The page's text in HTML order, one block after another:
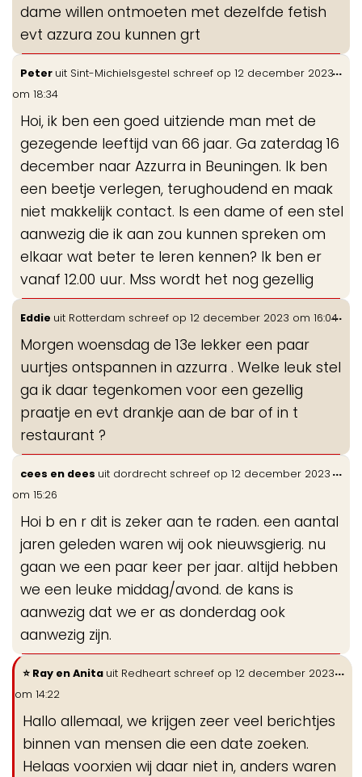
dame willen ontmoeten met dezelfde fetish
evt azzura zou kunnen grt
Peter uit Sint-Michielsgestel schreef op 12 december 2023
om 18:34
Hoi, ik ben een goed uitziende man met de
gezegende leeftijd van 66 jaar. Ga zaterdag 16
december naar Azzurra in Beuningen. Ik ben
een beetje verlegen, terughoudend en maak
niet makkelijk contact. Is een dame of een stel
aanwezig die ik aan zou kunnen spreken om
elkaar wat beter te leren kennen? Ik ben er
vanaf 12.00 uur. Mss wordt het nog gezellig
...
Eddie uit Rotterdam schreef op 12 december 2023 om 16:04
Morgen woensdag de 13e lekker een paar
uurtjes ontspannen in azzurra . Welke leuk stel
ga ik daar tegenkomen voor een gezellig
praatje en evt drankje aan de bar of in t
restaurant ?
...
cees en dees uit dordrecht schreef op 12 december 2023
om 15:26
Hoi b en r dit is zeker aan te raden. een aantal
jaren geleden waren wij ook nieuwsgierig. nu
gaan we een paar keer per jaar. altijd hebben
we een leuke middag/avond. de kans is
aanwezig dat we er as donderdag ook
aanwezig zijn.
...
Ray en Anita uit Redheart schreef op 12 december 2023
om 14:22
Hallo allemaal, we krijgen zeer veel berichtjes
binnen van mensen die een date zoeken.
Helaas voorxien wij daar niet in, anders waren
...